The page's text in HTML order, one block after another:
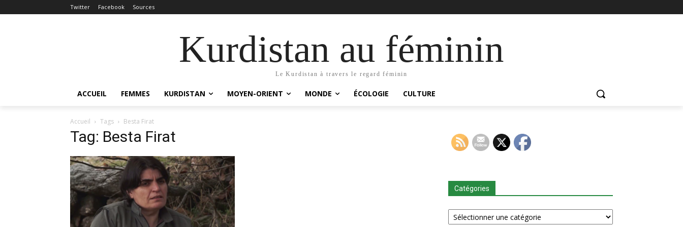
Twitter Facebook Sources
Kurdistan au féminin
Le Kurdistan à travers le regard féminin
ACCUEIL FEMMES KURDISTAN MOYEN-ORIENT MONDE ÉCOLOGIE CULTURE
Accueil Tags Besta Firat
Tag: Besta Firat
Catégories
Catégories